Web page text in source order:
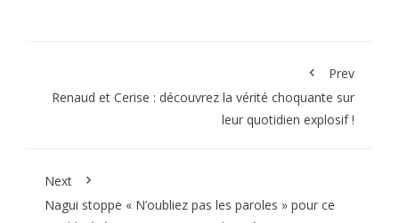
Prev
Renaud et Cerise : découvrez la vérité choquante sur
leur quotidien explosif !
Next
Nagui stoppe « N’oubliez pas les paroles » pour ce